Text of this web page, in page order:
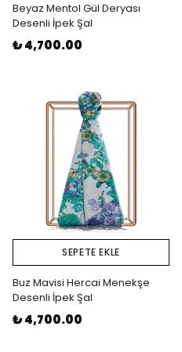
Beyaz Mentol Gül Deryası
Desenli İpek Şal
₺ 4,700.00
SEPETE EKLE
Buz Mavisi Hercai Menekşe
Desenli İpek Şal
₺ 4,700.00